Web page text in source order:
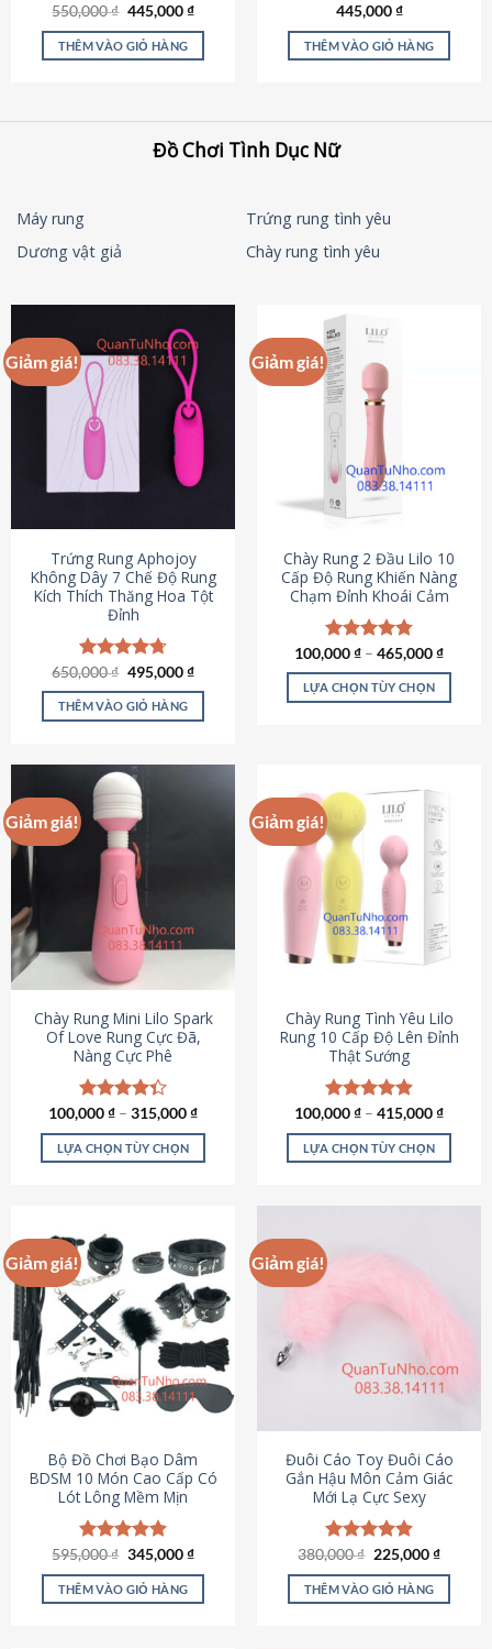
Được xếp
hạng5.00
5 sao
550,000₫ Giá
là:
550,000 ₫.
445,000₫Giá
tại
THÊM VÀO GIỎ HÀNG
Được xếp
hạng4.84
5 sao
445,000₫
THÊM VÀO GIỎ HÀNG
Đồ Chơi Tình Dục Nữ
Máy rung
Trứng rung tình yêu
Dương vật giả
Chày rung tình yêu
Giảm giá!
Trứng Rung Aphojoy
Không Dây 7 Chế Độ Rung
Kích Thích Thăng Hoa Tột
Đỉnh
Được xếp
hạng4.72
5 sao
650,000₫ Giá
là:
650,000 ₫.
495,000₫Giá
tại
495,000 ₫.
THÊM VÀO GIỎ HÀNG
Giảm giá!
Chày Rung 2 Đầu Lilo 10
Cấp Độ Rung Khiến Nàng
Chạm Đỉnh Khoái Cảm
Được xếp
hạng4.80
5 sao
100,000₫ – 465,000₫
LỰA CHỌN TÙY CHỌN
nhiều
biến
thể.
Các
chọn
thể
chọn
trên
trang
sản
phẩm
Giảm giá!
Chày Rung Mini Lilo Spark
Of Love Rung Cực Đã,
Nàng Cực Phê
Được xếp
hạng4.33
5 sao
100,000₫ – 315,000₫
LỰA CHỌN TÙY CHỌN
có
nhiều
biến
thể.
Các
tùy
chọn
có
chọn
trên
trang
sản
phẩm
Giảm giá!
Chày Rung Tình Yêu Lilo
Rung 10 Cấp Độ Lên Đỉnh
Thật Sướng
Được xếp
hạng4.94
5 sao
100,000₫ – 415,000₫
LỰA CHỌN TÙY CHỌN
biến
thể.
chọn
chọn
trên
trang
sản
phẩm
Giảm giá!
Bộ Đồ Chơi Bạo Dâm
BDSM 10 Món Cao Cấp Có
Lót Lông Mềm Mịn
Được xếp
hạng4.88
5 sao
595,000₫ Giá
là:
595,000 ₫.
345,000₫Giá
tại
THÊM VÀO GIỎ HÀNG
Giảm giá!
Đuôi Cáo Toy Đuôi Cáo
Gắn Hậu Môn Cảm Giác
Mới Lạ Cực Sexy
Được xếp
hạng4.88
5 sao
380,000₫ Giá
là:
380,000 ₫.
225,000₫Giá
tại
THÊM VÀO GIỎ HÀNG